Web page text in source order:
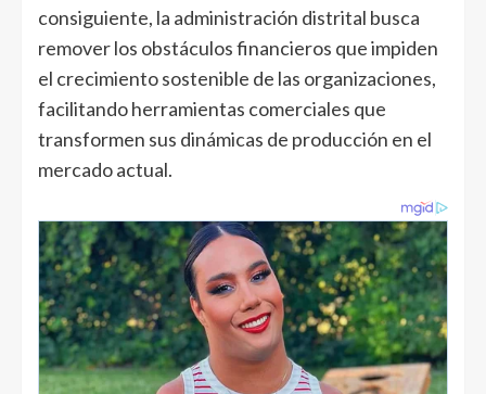
consiguiente, la administración distrital busca
remover los obstáculos financieros que impiden
el crecimiento sostenible de las organizaciones,
facilitando herramientas comerciales que
transformen sus dinámicas de producción en el
mercado actual.